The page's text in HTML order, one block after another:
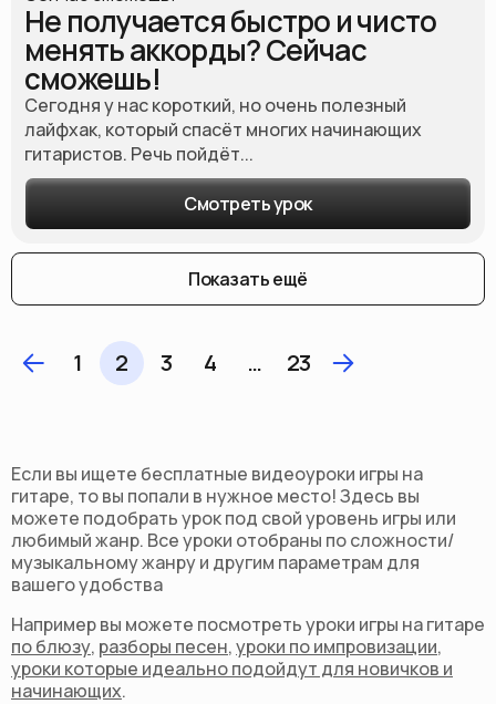
Не получается быстро и чисто
менять аккорды? Сейчас
сможешь!
Сегодня у нас короткий, но очень полезный
лайфхак, который спасёт многих начинающих
гитаристов. Речь пойдёт...
Смотреть урок
Показать ещё
1 2 3 4 … 23
Если вы ищете бесплатные видеоуроки игры на
гитаре, то вы попали в нужное место! Здесь вы
можете подобрать урок под свой уровень игры или
любимый жанр. Все уроки отобраны по сложности/
музыкальному жанру и другим параметрам для
вашего удобства
Например вы можете посмотреть уроки игры на гитаре
по блюзу, разборы песен,уроки по импровизации,
уроки которые идеально подойдут для новичков и
начинающих.